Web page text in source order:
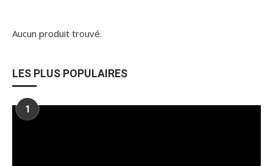
Aucun produit trouvé.
LES PLUS POPULAIRES
1